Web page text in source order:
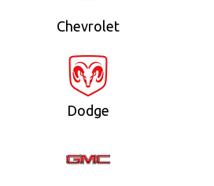
Chevrolet
Dodge